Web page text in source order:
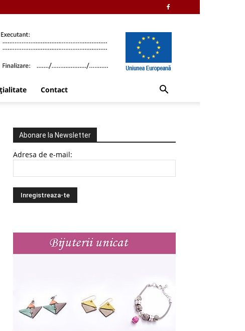
Contact
Abonare la Newsletter
Adresa de e-mail: